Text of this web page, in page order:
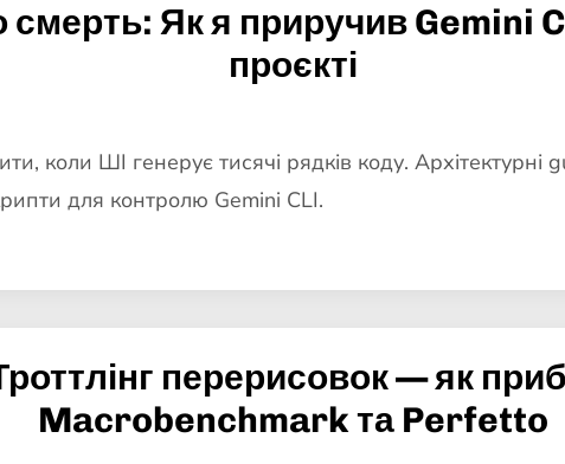
смерть: Як я приручив Gemini
проєкті
коли ШІ генерує тисячі рядків коду. Архітектурні
для контролю Gemini CLI.
перерисовок — як
Macrobenchmark та Perfetto